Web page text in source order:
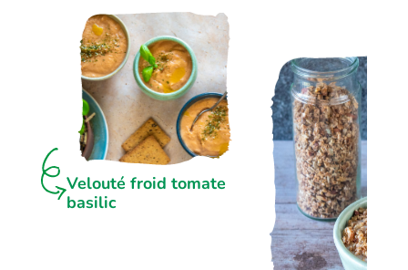
Velouté froid tomate
basilic